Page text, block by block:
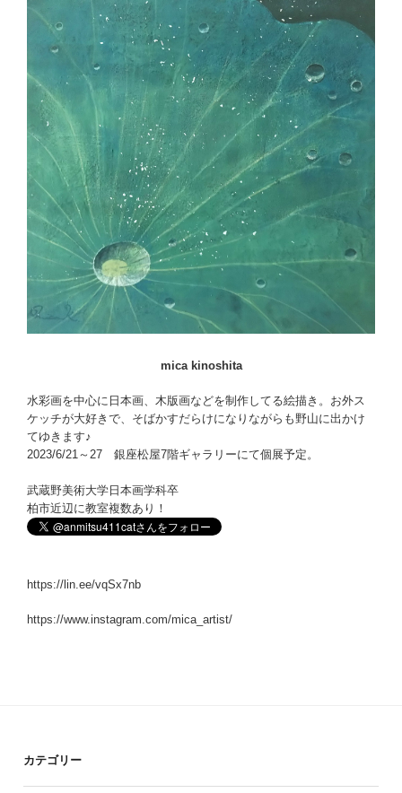
mica kinoshita
水彩画を中心に日本画、木版画などを制作してる絵描き。お外ス
ケッチが大好きで、そばかすだらけになりながらも野山に出かけ
てゆきます♪
2023/6/21～27 銀座松屋7階ギャラリーにて個展予定。
武蔵野美術大学日本画学科卒
柏市近辺に教室複数あり！
https://lin.ee/vqSx7nb
https://www.instagram.com/mica_artist/
カテゴリー